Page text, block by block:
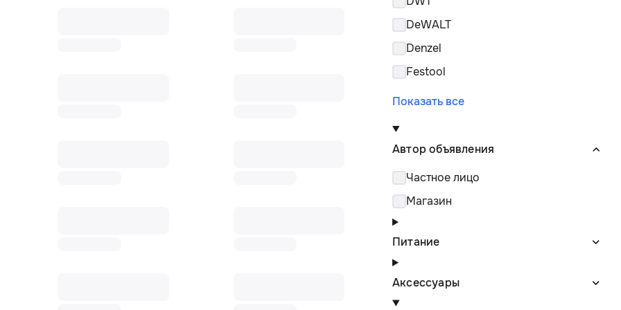
DeWALT
Denzel
Festool
Показать все
Автор объявления
Частное лицо
Магазин
Питание
Аксессуары